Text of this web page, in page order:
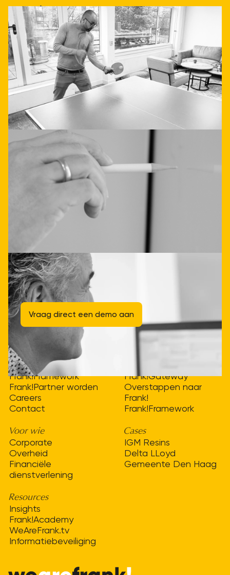
applicatieintegratie hoeft
niet ingewikkeld te zijn.
Laat je direct adviseren
Neem contact op
Ervaar het met een vrijblijvende
demo op maat
Vraag direct een demo aan
WeAreFrank!
Frank!Framework
Frank!Partner worden
Careers
Contact
Frank!Gateway
Overstappen naar
Frank!
Frank!Framework
Voor wie
Corporate
Overheid
Financiële
dienstverlening
Cases
IGM Resins
Delta LLoyd
Gemeente Den Haag
Resources
Insights
Frank!Academy
WeAreFrank.tv
Informatiebeveiliging